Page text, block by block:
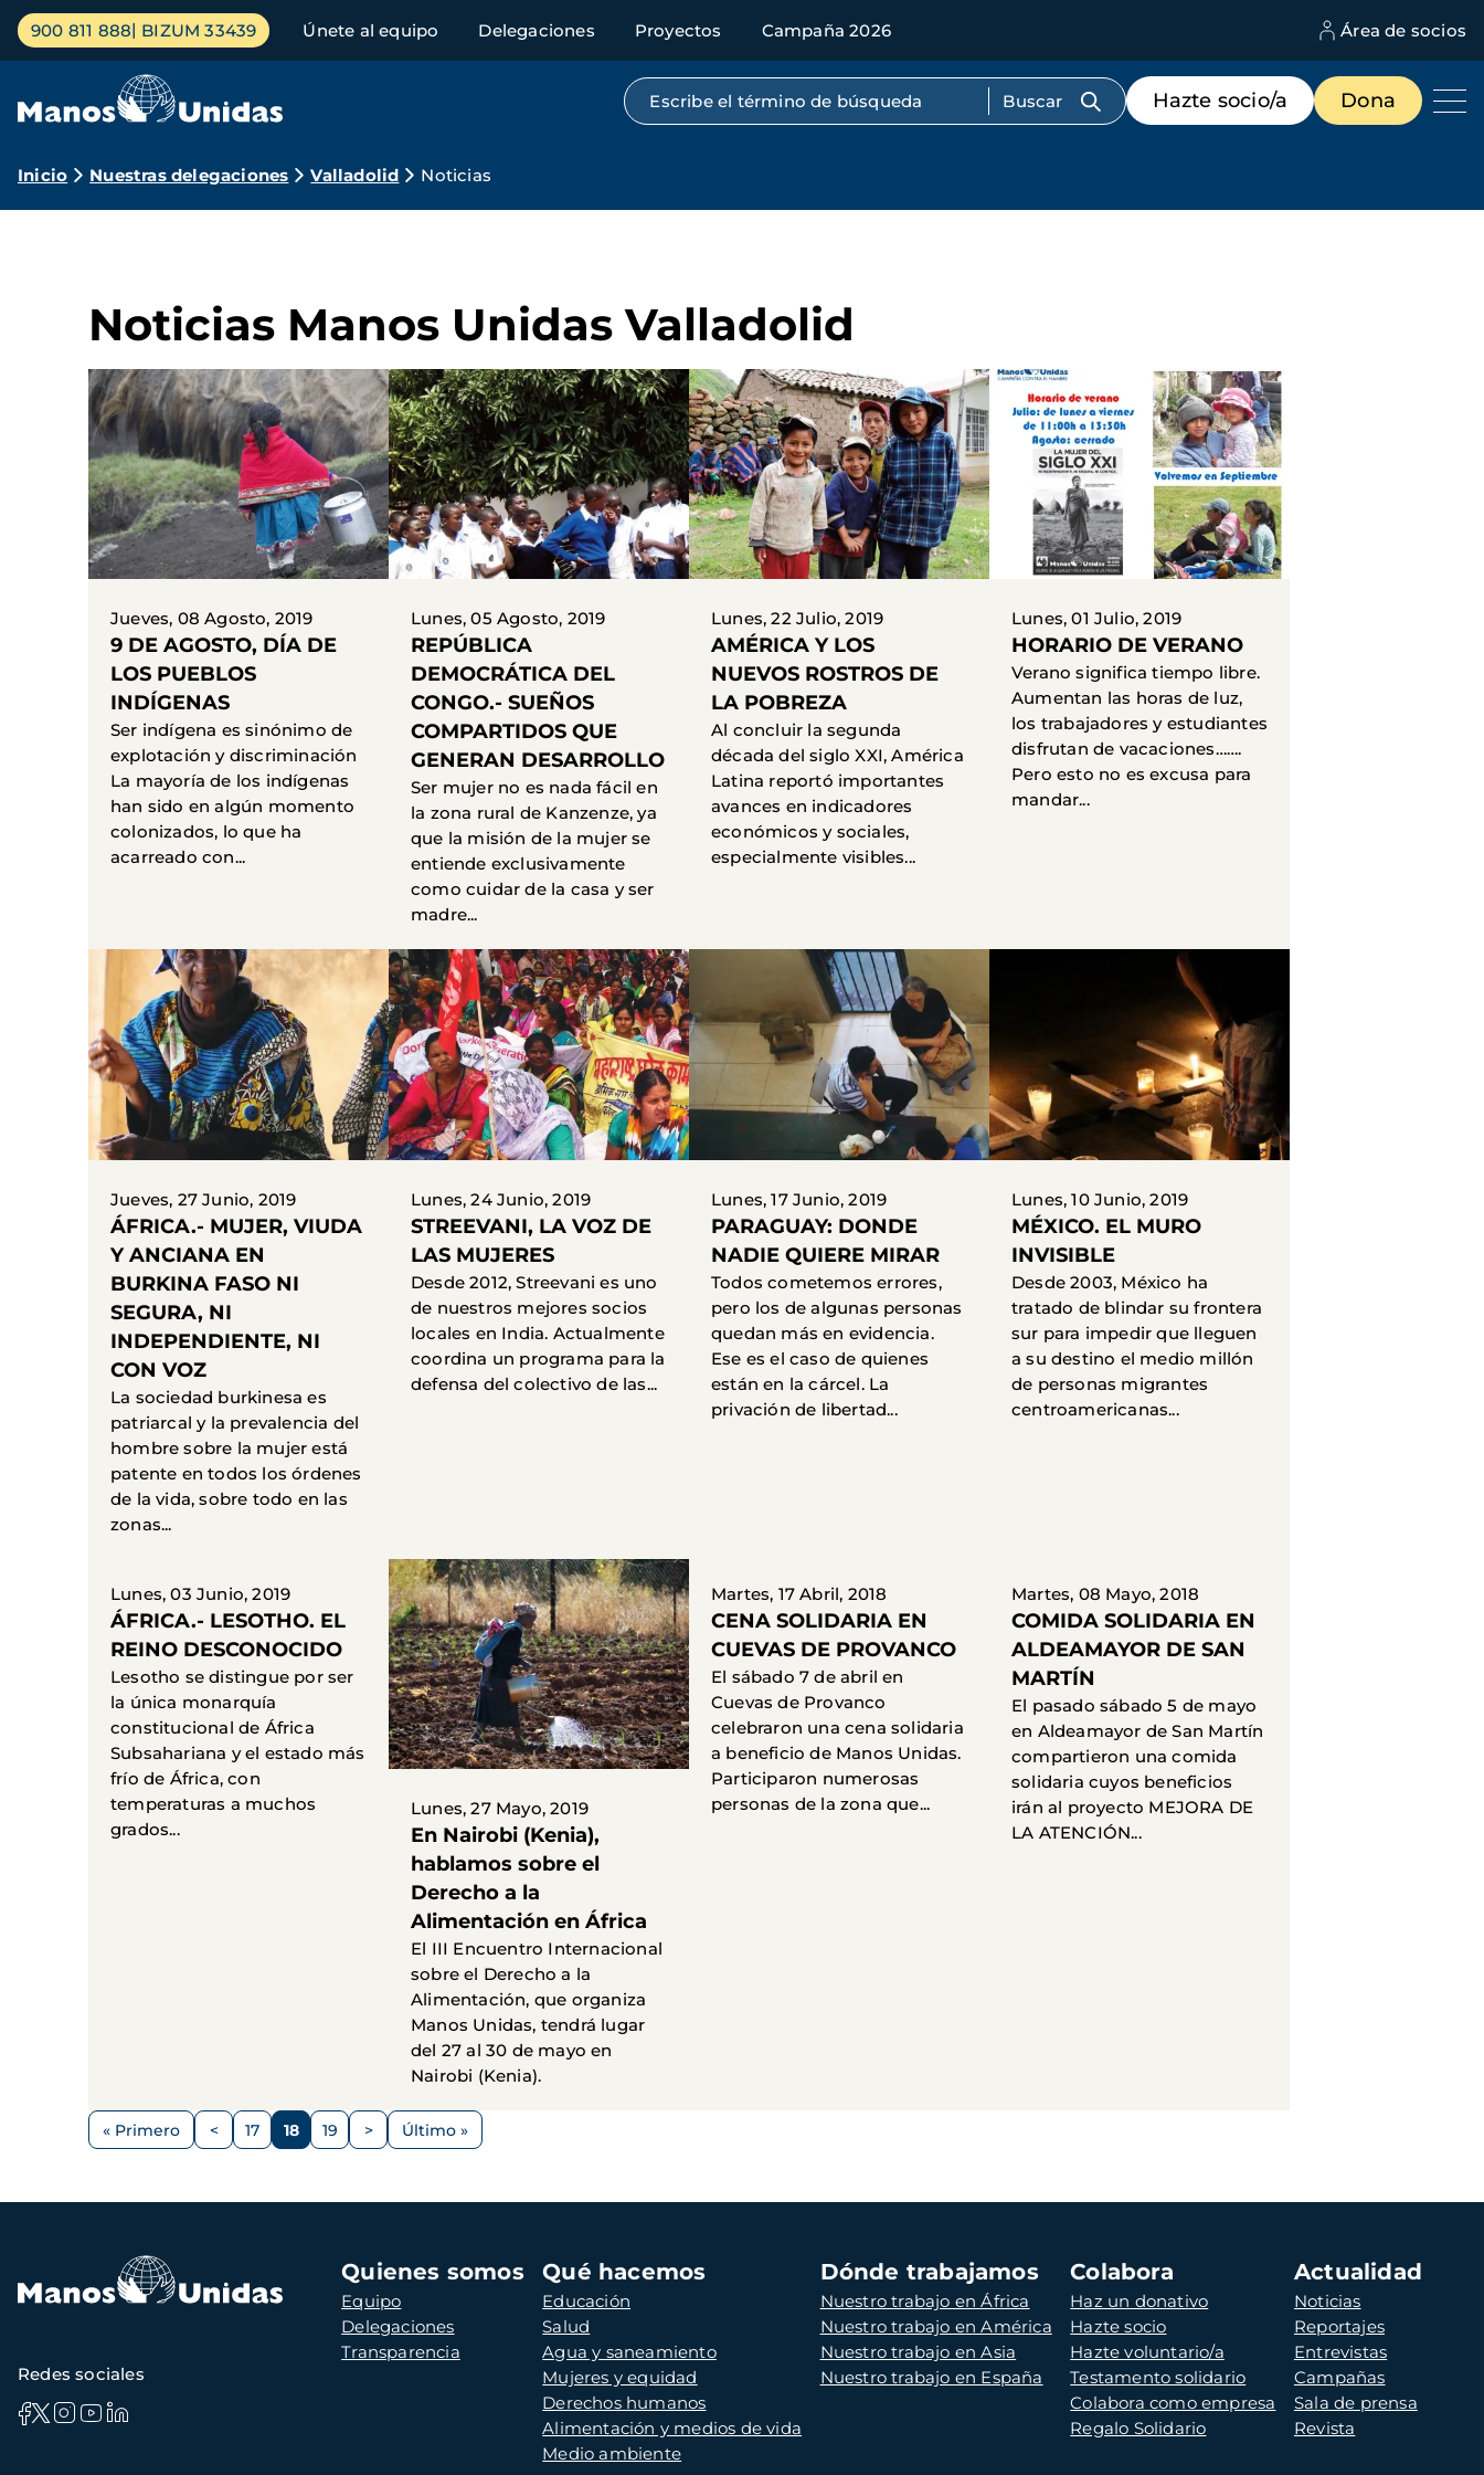
Pasar
contenido
Menú
principal
900 811 888 BIZUM 33439 Únete al equipo Delegaciones Proyectos Campaña 2026 Área de socios
Búsqueda por texto completo
Menú
de
destacados
Hazte socio/a Dona
Ruta
Inicio Nuestras delegaciones Valladolid Noticias
Noticias Manos Unidas Valladolid
Jueves, 08 Agosto, 2019
9 DE AGOSTO, DÍA DE
LOS PUEBLOS
INDÍGENAS
Ser indígena es sinónimo de
explotación y discriminación
La mayoría de los indígenas
han sido en algún momento
colonizados, lo que ha
acarreado con...
Lunes, 05 Agosto, 2019
REPÚBLICA
DEMOCRÁTICA DEL
CONGO.- SUEÑOS
COMPARTIDOS QUE
GENERAN DESARROLLO
Ser mujer no es nada fácil en
la zona rural de Kanzenze, ya
que la misión de la mujer se
entiende exclusivamente
como cuidar de la casa y ser
madre...
Lunes, 22 Julio, 2019
AMÉRICA Y LOS
NUEVOS ROSTROS DE
LA POBREZA
Al concluir la segunda
década del siglo XXI, América
Latina reportó importantes
avances en indicadores
económicos y sociales,
especialmente visibles...
Lunes, 01 Julio, 2019
HORARIO DE VERANO
Verano significa tiempo libre.
Aumentan las horas de luz,
los trabajadores y estudiantes
disfrutan de vacaciones…….
Pero esto no es excusa para
mandar...
Jueves, 27 Junio, 2019
ÁFRICA.- MUJER, VIUDA
Y ANCIANA EN
BURKINA FASO NI
SEGURA, NI
INDEPENDIENTE, NI
CON VOZ
La sociedad burkinesa es
patriarcal y la prevalencia del
hombre sobre la mujer está
patente en todos los órdenes
de la vida, sobre todo en las
zonas...
Lunes, 24 Junio, 2019
STREEVANI, LA VOZ DE
LAS MUJERES
Desde 2012, Streevani es uno
de nuestros mejores socios
locales en India. Actualmente
coordina un programa para la
defensa del colectivo de las...
Lunes, 17 Junio, 2019
PARAGUAY: DONDE
NADIE QUIERE MIRAR
Todos cometemos errores,
pero los de algunas personas
quedan más en evidencia.
Ese es el caso de quienes
están en la cárcel. La
privación de libertad...
Lunes, 10 Junio, 2019
MÉXICO. EL MURO
INVISIBLE
Desde 2003, México ha
tratado de blindar su frontera
sur para impedir que lleguen
a su destino el medio millón
de personas migrantes
centroamericanas...
Lunes, 03 Junio, 2019
ÁFRICA.- LESOTHO. EL
REINO DESCONOCIDO
Lesotho se distingue por ser
la única monarquía
constitucional de África
Subsahariana y el estado más
frío de África, con
temperaturas a muchos
grados...
Lunes, 27 Mayo, 2019
En Nairobi (Kenia),
hablamos sobre el
Derecho a la
Alimentación en África
El III Encuentro Internacional
sobre el Derecho a la
Alimentación, que organiza
Manos Unidas, tendrá lugar
del 27 al 30 de mayo en
Nairobi (Kenia).
Martes, 17 Abril, 2018
CENA SOLIDARIA EN
CUEVAS DE PROVANCO
El sábado 7 de abril en
Cuevas de Provanco
celebraron una cena solidaria
a beneficio de Manos Unidas.
Participaron numerosas
personas de la zona que...
Martes, 08 Mayo, 2018
COMIDA SOLIDARIA EN
ALDEAMAYOR DE SAN
MARTÍN
El pasado sábado 5 de mayo
en Aldeamayor de San Martín
compartieron una comida
solidaria cuyos beneficios
irán al proyecto MEJORA DE
LA ATENCIÓN...
Paginación
Primera
« Primero
Página
< Página
17 Página
18 Página
19
Siguiente
>
Última
Último »
Navegación
principal
Quienes somos
Equipo
Delegaciones
Transparencia
Qué hacemos
Educación
Salud
Agua y saneamiento
Mujeres y equidad
Derechos humanos
Alimentación y medios de vida
Medio ambiente
Dónde trabajamos
Nuestro trabajo en África
Nuestro trabajo en América
Nuestro trabajo en Asia
Nuestro trabajo en España
Colabora
Haz un donativo
Hazte socio
Hazte voluntario/a
Testamento solidario
Colabora como empresa
Regalo Solidario
Actualidad
Noticias
Reportajes
Entrevistas
Campañas
Sala de prensa
Revista
Redes sociales